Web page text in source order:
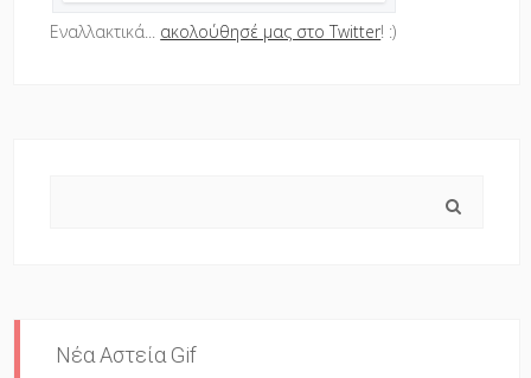
Εναλλακτικά... ακολούθησέ μας στο Twitter! :)
Νέα Αστεία Gif